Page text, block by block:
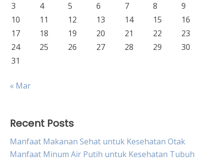
3
4 5 6 7 8
9
10
11 12 13 14 15
16
17
18 19 20 21 22
23
24
25 26 27 28 29
30
31
« Mar
Recent Posts
Manfaat Makanan Sehat untuk Kesehatan Otak
Manfaat Minum Air Putih untuk Kesehatan Tubuh